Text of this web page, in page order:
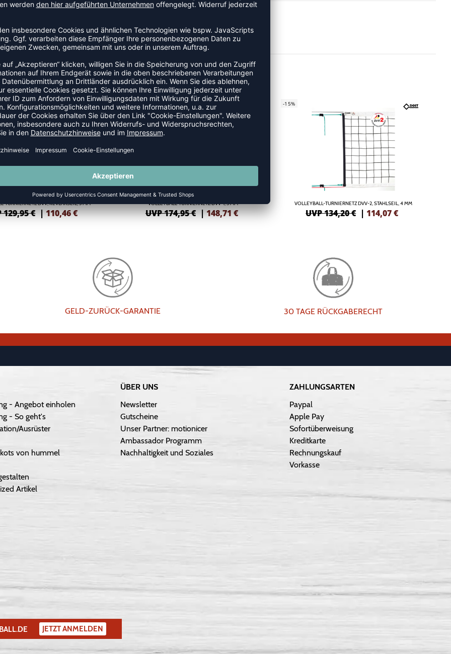
TURNIERNETZ DVV, KEVLARSEIL, 5 MM
129,95 € |110,46€
-15%
VOLLEYBALL-TURNIERNETZ DVV-1, 3 MM
UVP 174,95 € |148,71€
-15%
VOLLEYBALL-TURNIERNETZ DVV-2, STAHLSEIL, 4 MM
UVP 134,20 € |114,07€
GELD-ZURÜCK-GARANTIE 30 TAGE RÜCKGABERECHT
- Angebot einholen
- So geht's
Ausrüster
von hummel
Artikel
ÜBER UNS
Newsletter
Gutscheine
Unser Partner: motionicer
Ambassador Programm
Nachhaltigkeit und Soziales
ZAHLUNGSARTEN
Paypal
Apple Pay
Sofortüberweisung
Kreditkarte
Rechnungskauf
Vorkasse
JETZT ANMELDEN